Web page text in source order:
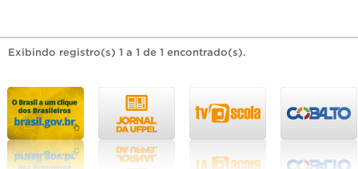
Exibindo registro(s) 1 a 1 de 1 encontrado(s).